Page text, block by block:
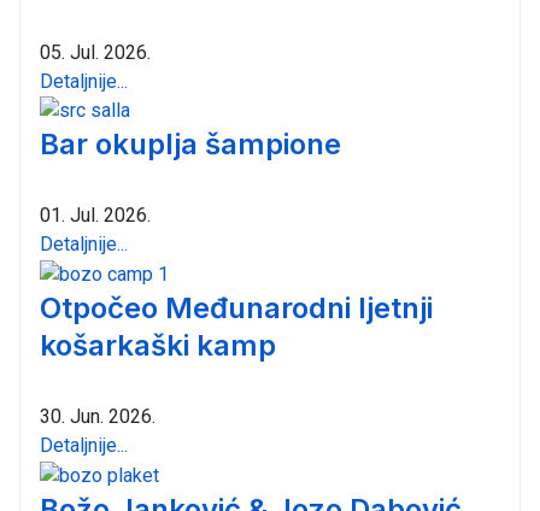
05. Jul. 2026.
Detaljnije...
Bar okuplja šampione
01. Jul. 2026.
Detaljnije...
Otpočeo Međunarodni ljetnji
košarkaški kamp
30. Jun. 2026.
Detaljnije...